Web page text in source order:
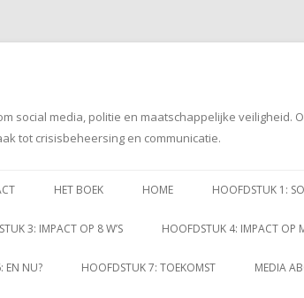
social media, politie en maatschappelijke
tot crisisbeheersing en communicatie.
naar
HET BOEK HOME HOOFDSTUK 1:
3: IMPACT OP 8 W’S HOOFDSTUK 4: IMPACT OP
EN NU? HOOFDSTUK 7: TOEKOMST MEDIA